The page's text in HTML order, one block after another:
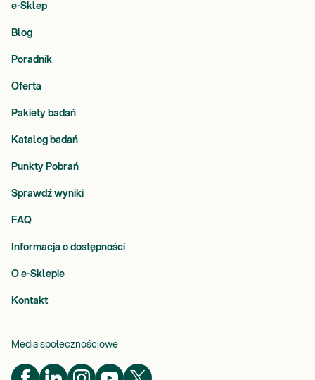
e-Sklep
Blog
Poradnik
Oferta
Pakiety badań
Katalog badań
Punkty Pobrań
Sprawdź wyniki
FAQ
Informacja o dostępności
O e-Sklepie
Kontakt
Media społecznościowe